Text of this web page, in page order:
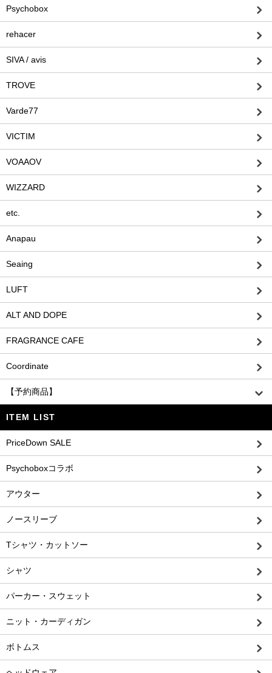
Psychobox
rehacer
SIVA / avis
TROVE
Varde77
VICTIM
VOAAOV
WIZZARD
etc.
Anapau
Seaing
LUFT
ALT AND DOPE
FRAGRANCE CAFE
Coordinate
【予約商品】
ITEM LIST
PriceDown SALE
Psychoboxコラボ
アウター
ノースリーブ
Tシャツ・カットソー
シャツ
パーカー・スウェット
ニット・カーディガン
ボトムス